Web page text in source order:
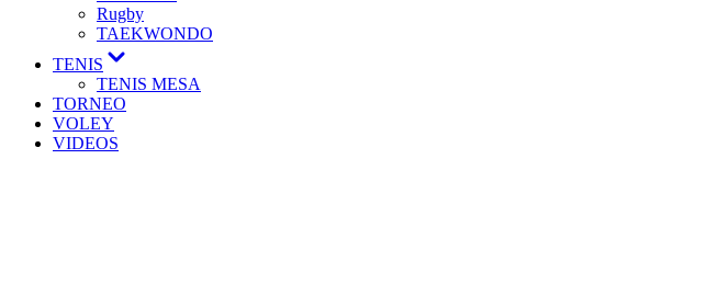
Rugby
TAEKWONDO
TENIS
TENIS MESA
TORNEO
VOLEY
VIDEOS